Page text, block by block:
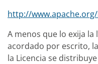
http://www.apache.org/
A menos que lo exija la
acordado por escrito,
la Licencia se distribuye